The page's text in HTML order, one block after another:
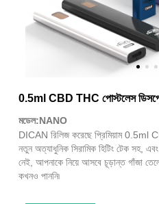
0.5ml CBD THC পোস্টলেস
মডেল:NANO
DICAN রিলিজ করেছে প্রিমিয়াম 0.5ml
নতুন অত্যাধুনিক সিরামিক হিটিং টেক সহ,
নেই, আপনাকে নিয়ে আসবে চূড়ান্ত গাঁজা
কখনও পাননি৷